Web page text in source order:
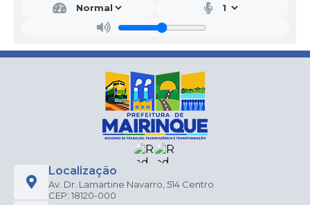
Localização
Av. Dr. Lamartine Navarro, 514 Centro
CEP: 18120-000